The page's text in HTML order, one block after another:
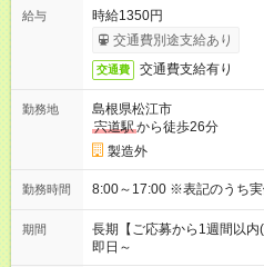
給与
時給1350円
交通費別途支給あり
交通費 交通費支給有り
勤務地
島根県松江市
宍道駅から徒歩26分
製造外
勤務時間 8:00～17:00 ※表記の
期間
長期【ご応募から1週間以内
即日～